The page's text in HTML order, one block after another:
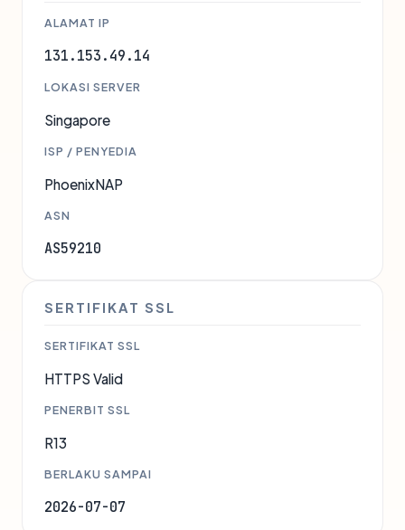
ALAMAT IP
131.153.49.14
LOKASI SERVER
Singapore
ISP / PENYEDIA
PhoenixNAP
ASN
AS59210
SERTIFIKAT SSL
SERTIFIKAT SSL
HTTPS Valid
PENERBIT SSL
R13
BERLAKU SAMPAI
2026-07-07